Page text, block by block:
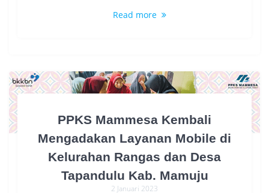
Read more
PPKS Mammesa Kembali
Mengadakan Layanan Mobile di
Kelurahan Rangas dan Desa
Tapandulu Kab. Mamuju
2 Januari 2023